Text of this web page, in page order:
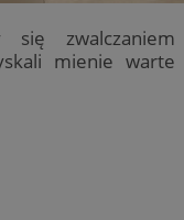
się zwalczaniem
mienie warte